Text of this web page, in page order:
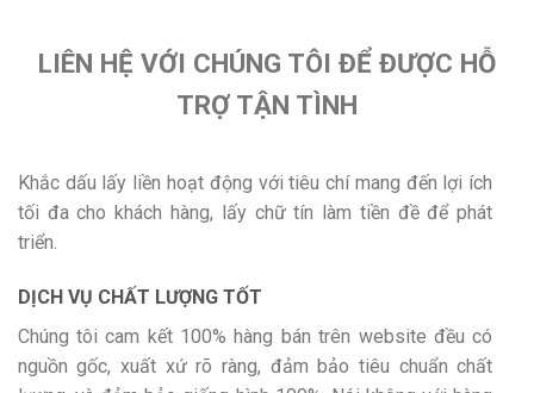
LIÊN HỆ VỚI CHÚNG TÔI ĐỂ ĐƯỢC HỖ
TRỢ TẬN TÌNH
Khắc dấu lấy liền hoạt động với tiêu chí mang đến lợi ích
tối đa cho khách hàng, lấy chữ tín làm tiền đề để phát
triển.
DỊCH VỤ CHẤT LƯỢNG TỐT
Chúng tôi cam kết 100% hàng bán trên website đều có
nguồn gốc, xuất xứ rõ ràng, đảm bảo tiêu chuẩn chất